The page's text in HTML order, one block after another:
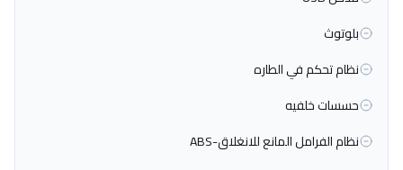
بلوتوث
نظام تحكم في الطاره
حسسات خلفيه
نظام الفرامل المانع للانغلاق-ABS